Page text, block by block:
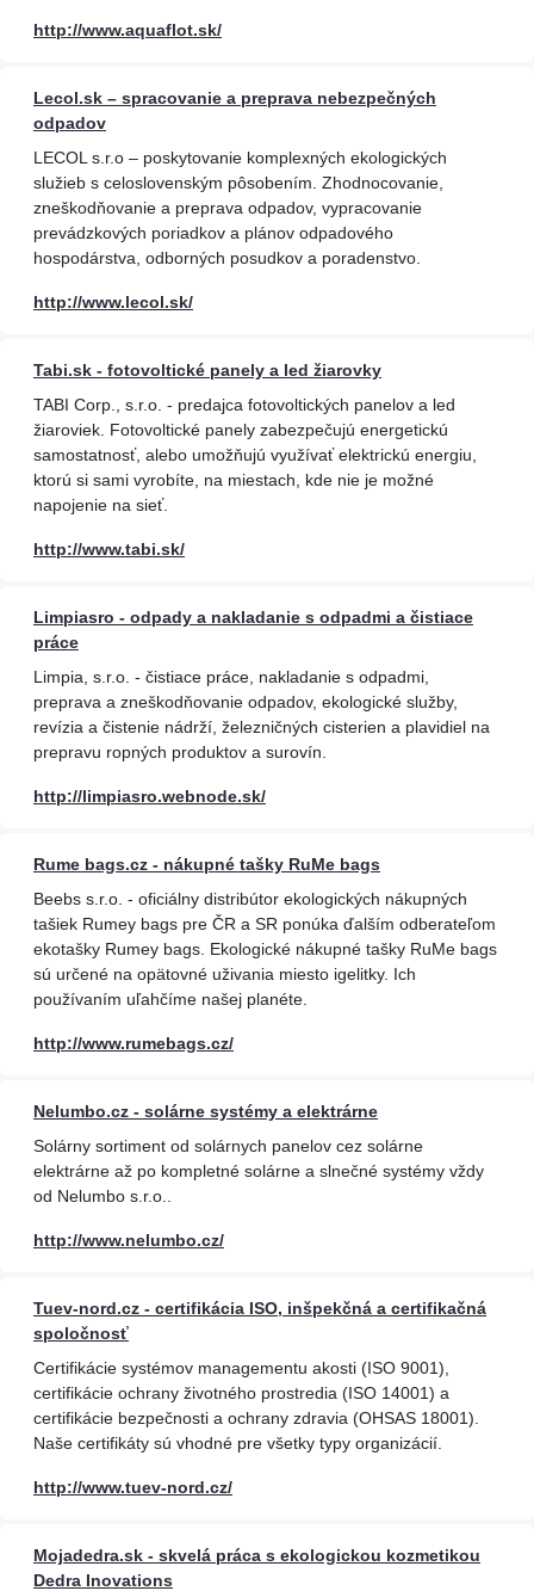
http://www.aquaflot.sk/
Lecol.sk – spracovanie a preprava nebezpečných
odpadov
LECOL s.r.o – poskytovanie komplexných ekologických
služieb s celoslovenským pôsobením. Zhodnocovanie,
zneškodňovanie a preprava odpadov, vypracovanie
prevádzkových poriadkov a plánov odpadového
hospodárstva, odborných posudkov a poradenstvo.
http://www.lecol.sk/
Tabi.sk - fotovoltické panely a led žiarovky
TABI Corp., s.r.o. - predajca fotovoltických panelov a led
žiaroviek. Fotovoltické panely zabezpečujú energetickú
samostatnosť, alebo umožňujú využívať elektrickú energiu,
ktorú si sami vyrobíte, na miestach, kde nie je možné
napojenie na sieť.
http://www.tabi.sk/
Limpiasro - odpady a nakladanie s odpadmi a čistiace
práce
Limpia, s.r.o. - čistiace práce, nakladanie s odpadmi,
preprava a zneškodňovanie odpadov, ekologické služby,
revízia a čistenie nádrží, železničných cisterien a plavidiel na
prepravu ropných produktov a surovín.
http://limpiasro.webnode.sk/
Rume bags.cz - nákupné tašky RuMe bags
Beebs s.r.o. - oficiálny distribútor ekologických nákupných
tašiek Rumey bags pre ČR a SR ponúka ďalším odberateľom
ekotašky Rumey bags. Ekologické nákupné tašky RuMe bags
sú určené na opätovné uživania miesto igelitky. Ich
používaním uľahčíme našej planéte.
http://www.rumebags.cz/
Nelumbo.cz - solárne systémy a elektrárne
Solárny sortiment od solárnych panelov cez solárne
elektrárne až po kompletné solárne a slnečné systémy vždy
od Nelumbo s.r.o..
http://www.nelumbo.cz/
Tuev-nord.cz - certifikácia ISO, inšpekčná a certifikačná
spoločnosť
Certifikácie systémov managementu akosti (ISO 9001),
certifikácie ochrany životného prostredia (ISO 14001) a
certifikácie bezpečnosti a ochrany zdravia (OHSAS 18001).
Naše certifikáty sú vhodné pre všetky typy organizácií.
http://www.tuev-nord.cz/
Mojadedra.sk - skvelá práca s ekologickou kozmetikou
Dedra Inovations